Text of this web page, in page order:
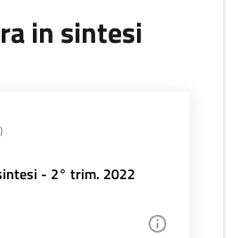
in sintesi
- 2° trim. 2022